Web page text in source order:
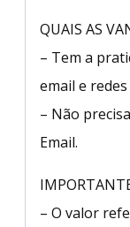
QUAIS AS
– Tem a
email e
– Não
Email.
– O valor